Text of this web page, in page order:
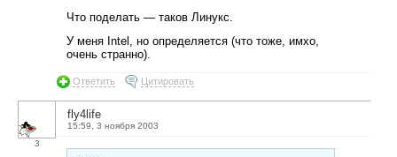
Что поделать — таков Линукс.
У меня Intel, но определяется (что тоже, имхо,
очень странно).
Ответить Цитировать
3
fly4life
15:59, 3 ноября 2003